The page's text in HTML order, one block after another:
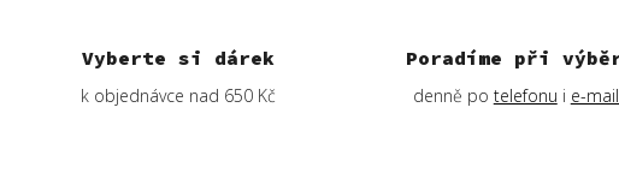
Vyberte si dárek
k objednávce nad 650 Kč
Poradíme při
denně po telefonu i e-